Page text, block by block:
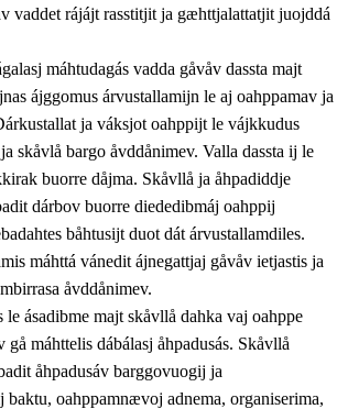
vaddet rájájt rasstitjit ja gæhttjalattatjit juojddá
máhtudagás vadda gåvåv dassta majt
ájggomus árvustallamijn le aj oahppamav ja
ja váksjot oahppijt le vájkkudus
skåvlå bargo åvddånimev. Valla dassta ij le
buorre dåjma. Skåvllå ja åhpadiddje
dárbov buorre diededibmáj oahppij
båhtusijt duot dát árvustallamdiles.
máhttá vánedit ájnegattjaj gåvåv ietjastis ja
åvddånimev.
le ásadibme majt skåvllå dahka vaj oahppe
gå máhttelis dábálasj åhpadusás. Skåvllå
åhpadusáv barggovuogij ja
baktu, oahppamnævoj adnema, organiserima,